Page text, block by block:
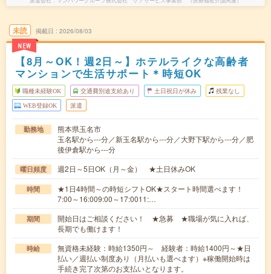
未読
NEW
掲載日 2026/08/03
【8月～OK！週2日～】ホテルライクな高齢者
マンションで生活サポート＊時短OK
職種未経験OK 交通費別途支給あり 土日祝日が休み 残業なし
WEB登録OK 派遣
勤務地
熊本県玉名市
玉名駅から---分／新玉名駅から---分／大野下駅から---分／肥
後伊倉駅から---分
曜日頻度 週2日～5日OK（月～金） ★土日休みOK
時間
★1日4時間～の時短シフトOK★スタート時間選べます！
7:00～16:009:00～17:0011:…
期間
開始日はご相談ください！ ★急募 ★職場が気に入れば、
長期でも働けます！
時給
無資格未経験：時給1350円～ 経験者：時給1400円～★日
払い／週払い制度あり（月払いも選べます）※稼働開始時は
手続き完了次第のお支払いとなります。